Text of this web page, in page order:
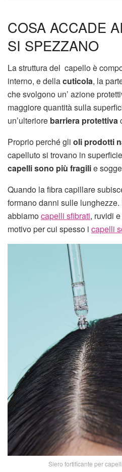
COSA ACCADE
SI SPEZZANO
La struttura del capello è
interno, e dellacuticola, la
che svolgono un’ azione
maggiore quantità sulla
un’ulteriore barriera protettiva
Proprio perché gli oli prodotti
capelluto si trovano in
capelli sono più fragilie
Quando la fibra capillare
formano danni sulle
abbiamocapelli sfibrati, ruvidi
motivo per cui spesso i capelli
Siero fortificante per